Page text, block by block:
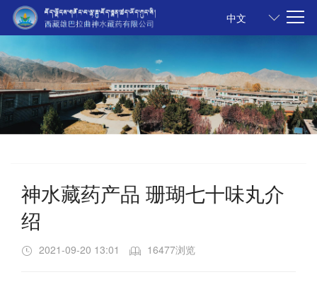
中文
神水藏药产品 珊瑚七十味丸介
绍
2021-09-20 13:01 16477浏览